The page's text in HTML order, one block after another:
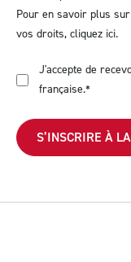
Pour en savoir plus
vos droits, cliquez ici.
J'accepte de
française.*